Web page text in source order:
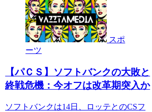
スポ
ーツ
【パＣＳ】ソフトバンクの大敗と
終戦危機：今オフは改革期突入か
ソフトバンクは14日、ロッテとのCSフ